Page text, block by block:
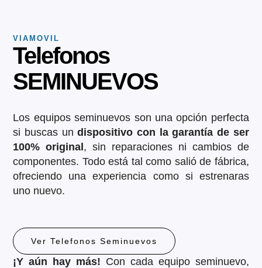
VIAMOVIL
Telefonos
SEMINUEVOS
Los equipos seminuevos son una opción perfecta
si buscas undispositivo con la garantía de ser
100% original, sin reparaciones ni cambios de
componentes. Todo está tal como salió de fábrica,
ofreciendo una experiencia como si estrenaras
uno nuevo.
Ver Telefonos Seminuevos
¡Y aún hay más! Con cada equipo seminuevo,